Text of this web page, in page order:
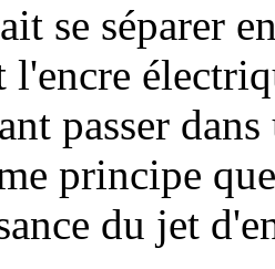
se séparer
l'encre
passer
principe
du jet